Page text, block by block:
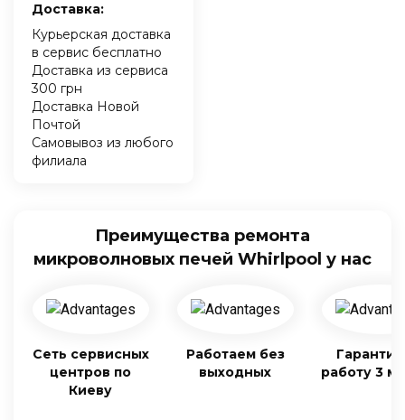
Доставка:
Курьерская доставка
в сервис бесплатно
Доставка из сервиса
300 грн
Доставка Новой
Почтой
Самовывоз из любого
филиала
Преимущества ремонта
микроволновых печей Whirlpool у нас
Сеть сервисных
центров по
Киеву
Работаем без
выходных
работу 3